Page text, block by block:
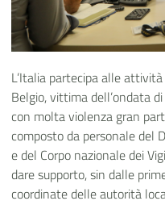
L’Italia partecipa alle
Belgio, vittima dell’ondata
con molta violenza gran
composto da personale del
e del Corpo nazionale dei
dare supporto, sin dalle
coordinate delle autorità